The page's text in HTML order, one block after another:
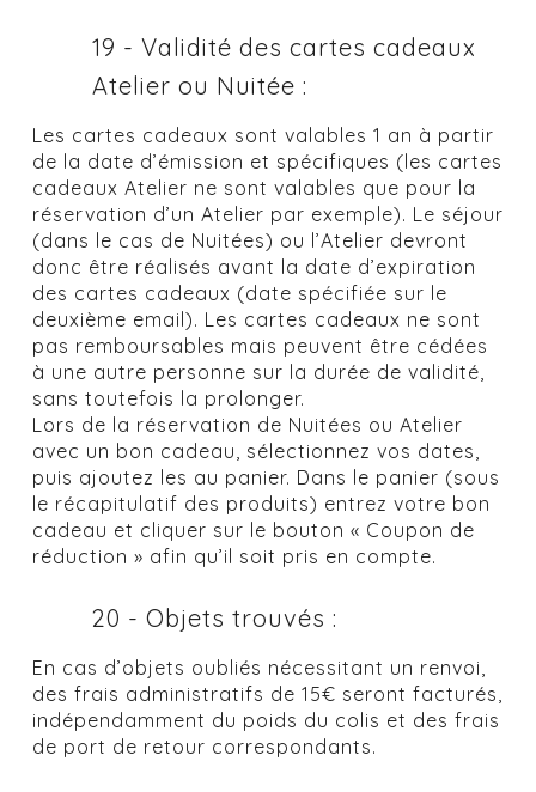
19 - Validité des cartes cadeaux
Atelier ou Nuitée :
Les cartes cadeaux sont valables 1 an à partir
de la date d’émission et spécifiques (les cartes
cadeaux Atelier ne sont valables que pour la
réservation d’un Atelier par exemple). Le séjour
(dans le cas de Nuitées) ou l’Atelier devront
donc être réalisés avant la date d’expiration
des cartes cadeaux (date spécifiée sur le
deuxième email). Les cartes cadeaux ne sont
pas remboursables mais peuvent être cédées
à une autre personne sur la durée de validité,
sans toutefois la prolonger.
Lors de la réservation de Nuitées ou Atelier
avec un bon cadeau, sélectionnez vos dates,
puis ajoutez les au panier. Dans le panier (sous
le récapitulatif des produits) entrez votre bon
cadeau et cliquer sur le bouton « Coupon de
réduction » afin qu’il soit pris en compte.
20 - Objets trouvés :
En cas d’objets oubliés nécessitant un renvoi,
des frais administratifs de 15€ seront facturés,
indépendamment du poids du colis et des frais
de port de retour correspondants.